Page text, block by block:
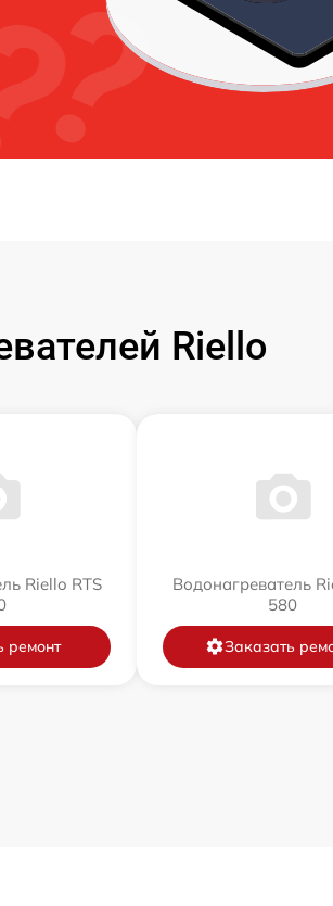
Riello
Riello RTS
ремонт
Водонагреватель
580
Заказать